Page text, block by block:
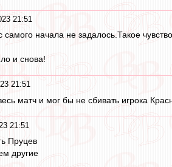
21:51
самого начала не задалось.Такое
и снова!
21:51
матч и мог бы не сбивать игрока
21:51
Пруцев
другие